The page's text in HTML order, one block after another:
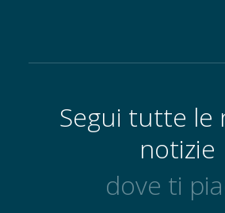
Segui tutte le
notizie
dove ti